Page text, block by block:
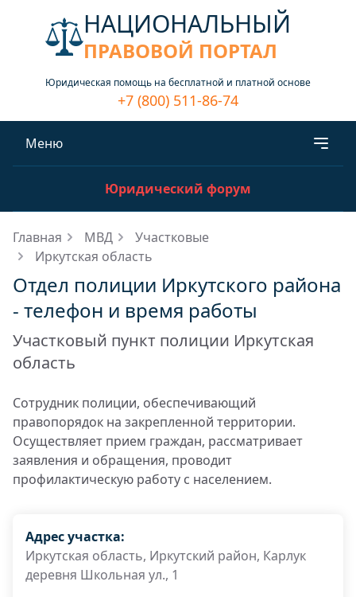
НАЦИОНАЛЬНЫЙ
ПРАВОВОЙ ПОРТАЛ
Юридическая помощь на бесплатной и платной основе
+7 (800) 511-86-74
Меню
Юридический форум
Главная МВД
Участковые
Иркутская область
Отдел полиции Иркутского района
- телефон и время работы
Участковый пункт полиции Иркутская
область
Сотрудник полиции, обеспечивающий
правопорядок на закрепленной территории.
Осуществляет прием граждан, рассматривает
заявления и обращения, проводит
профилактическую работу с населением.
Адрес участка:
Иркутская область, Иркутский район, Карлук
деревня Школьная ул., 1